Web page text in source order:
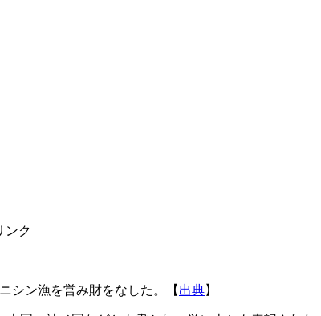
ンク
シン漁を営み財をなした。【 出典】